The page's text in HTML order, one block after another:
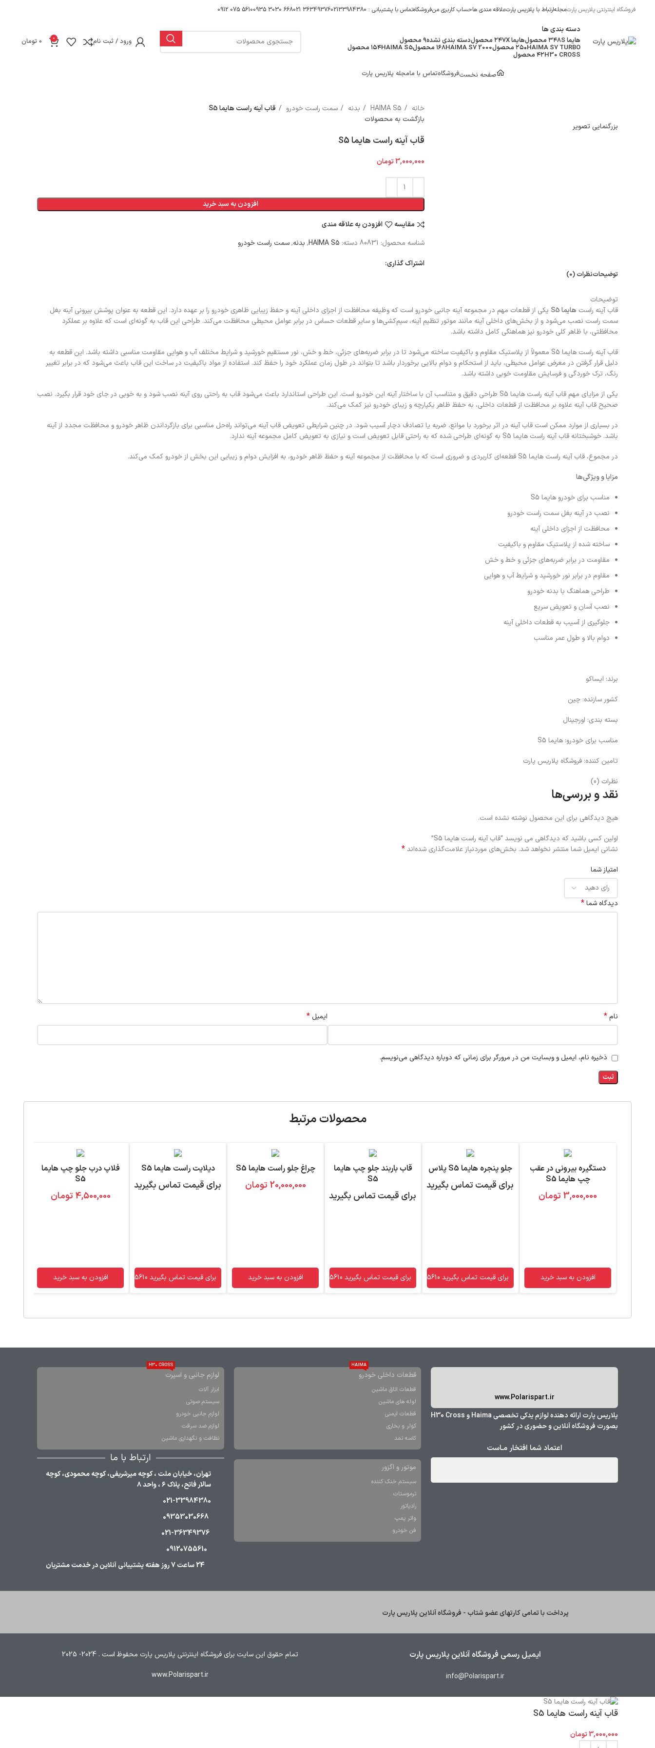
فروشگاه اینترنتی پلاریس پارتمجلهارتباط با پلاریس پارتعلاقه مندی هاحساب کاربری منفروشگاهتماس با پشتیبانی : 02133984380 021 36349376
0935 3030 668
0912 075 5610
دسته بندی ها
هایما 8S ۳۴ محصول هایما 7X ۲۴ محصول دسته بندی نشده۹ محصول
HAIMA S7 TURBO۲۵۰ محصول HAIMA S7 2000۱۶۸ محصول HAIMA S5۱۵۴ محصول
H30 CROSS۴۲ محصول
ورود / ثبت نام 0
0 تومان
صفحه نخستفروشگاهتماس با مامجله پلاریس پارت
بزرگنمایی تصویر
خانه HAIMA S5 بدنه سمت راست خودرو
قاب آینه راست هایما S5
بازگشت به محصولات
قاب آینه راست هایما S5
3,000,000 تومان
افزودن به سبد خرید
مقایسه
افزودن به علاقه مندی
شناسه محصول: 80831 دسته: HAIMA S5
, بدنه, سمت راست خودرو
اشتراک گذاری:
توضیحاتنظرات (0)
توضیحات
قاب آینه راست هایما S5
یکی از قطعات مهم در مجموعه آینه جانبی خودرو است که وظیفه محافظت از اجزای داخلی آینه و حفظ زیبایی ظاهری خودرو را بر عهده دارد. این قطعه به عنوان پوشش بیرونی آینه بغل
سمت راست نصب می‌شود و از بخش‌های داخلی آینه مانند موتور تنظیم آینه، سیم‌کشی‌ها و سایر قطعات حساس در برابر عوامل محیطی محافظت می‌کند. طراحی این قاب به گونه‌ای است که علاوه بر عملکرد
محافظتی، با ظاهر کلی خودرو نیز هماهنگی کامل داشته باشد.
قاب آینه راست هایما S5 معمولاً از پلاستیک مقاوم و باکیفیت ساخته می‌شود تا در برابر ضربه‌های جزئی، خط و خش، نور مستقیم خورشید و شرایط مختلف آب و هوایی مقاومت مناسبی داشته باشد. این قطعه به
دلیل قرار گرفتن در معرض عوامل محیطی، باید از استحکام و دوام بالایی برخوردار باشد تا بتواند در طول زمان عملکرد خود را حفظ کند. استفاده از مواد باکیفیت در ساخت این قاب باعث می‌شود که در برابر تغییر
رنگ، ترک خوردگی و فرسایش مقاومت خوبی داشته باشد.
یکی از مزایای مهم قاب آینه راست هایما S5 طراحی دقیق و متناسب آن با ساختار آینه این خودرو است. این طراحی استاندارد باعث می‌شود قاب به راحتی روی آینه نصب شود و به خوبی در جای خود قرار بگیرد. نصب
صحیح قاب آینه علاوه بر محافظت از قطعات داخلی، به حفظ ظاهر یکپارچه و زیبای خودرو نیز کمک می‌کند.
در بسیاری از موارد ممکن است قاب آینه در اثر برخورد با موانع، ضربه یا تصادف دچار آسیب شود. در چنین شرایطی تعویض قاب آینه می‌تواند راه‌حل مناسبی برای بازگرداندن ظاهر خودرو و محافظت مجدد از آینه
باشد. خوشبختانه قاب آینه راست هایما S5 به گونه‌ای طراحی شده که به راحتی قابل تعویض است و نیازی به تعویض کامل مجموعه آینه ندارد.
در مجموع، قاب آینه راست هایما S5 قطعه‌ای کاربردی و ضروری است که با محافظت از مجموعه آینه و حفظ ظاهر خودرو، به افزایش دوام و زیبایی این بخش از خودرو کمک می‌کند.
مزایا و ویژگی‌ها
مناسب برای خودرو هایما S5
نصب در آینه بغل سمت راست خودرو
محافظت از اجزای داخلی آینه
ساخته شده از پلاستیک مقاوم و باکیفیت
مقاومت در برابر ضربه‌های جزئی و خط و خش
مقاوم در برابر نور خورشید و شرایط آب و هوایی
طراحی هماهنگ با بدنه خودرو
نصب آسان و تعویض سریع
جلوگیری از آسیب به قطعات داخلی آینه
دوام بالا و طول عمر مناسب
برند: ایساکو
کشور سازنده: چین
بسته بندی: اورجینال
مناسب برای خودرو: هایما S5
تامین کننده: فروشگاه پلاریس پارت
نظرات (0)
نقد و بررسی‌ها
هیچ دیدگاهی برای این محصول نوشته نشده است.
اولین کسی باشید که دیدگاهی می نویسد “قاب آینه راست هایما S5”
نشانی ایمیل شما منتشر نخواهد شد. بخش‌های موردنیاز علامت‌گذاری شده‌اند*
امتیاز شما
دیدگاه شما*
نام* ایمیل *
ذخیره نام، ایمیل و وبسایت من در مرورگر برای زمانی که دوباره دیدگاهی می‌نویسم.
محصولات مرتبط
دستگیره بیرونی در عقب
چپ هایما S5
3,000,000 تومان
افزودن به سبد خرید
جلو پنجره هایما S5 پلاس
برای قیمت تماس بگیرید
برای قیمت تماس بگیرید 09120755610
قاب باربند جلو چپ هایما
S5
برای قیمت تماس بگیرید
برای قیمت تماس بگیرید 09120755610
چراغ جلو راست هایما S5
20,000,000 تومان
افزودن به سبد خرید
دیلایت راست هایما S5
برای قیمت تماس بگیرید
برای قیمت تماس بگیرید 09120755610
فلاپ درب جلو چپ هایما
S5
4,500,000 تومان
افزودن به سبد خرید
www.Polarispart.ir
پلاریس پارت ارائه دهنده لوازم یدکی تخصصی Haima و H30 Cross
بصورت فروشگاه آنلاین و حضوری در کشور
اعتماد شما افتخار مـاست
قطعات داخلی خودرو
HAIMA
قطعات اتاق ماشین
لوله های ماشین
قطعات ایمنی
کولر و بخاری
کاسه نمد
موتور و اگزور
سیستم خنک کننده
ترموستات
رادیاتور
واتر پمپ
فن خودرو
لوازم جانبی و اسپرت
H30 CROSS
ابزار آلات
سیستم صوتی
لوازم جانبی خودرو
لوازم ضد سرقت
نظافت و نگهداری ماشین
ارتباط با ما
تهران، خیابان ملت ، کوچه میرشریفی، کوچه محمودی، کوچه
سالار فاتح، پلاک ۶ ، واحد ۸
021-33984380
09353030668
021-36349376
09120755610
24 ساعت 7 روز هفته پشتیبانی آنلاین در خدمت مشتریان
پرداخت با تمامی کارتهای عضو شتاب - فروشگاه آنلاین پلاریس پارت
ایمیل رسمی فروشگاه آنلاین پلاریس پارت
info@Polarispart.ir
تمام حقوق این سایت برای فروشگاه اینترنتی پلاریس پارت محفوظ است . 2024- 2025
www.Polarispart.ir
قاب آینه راست هایما S5
3,000,000تومان